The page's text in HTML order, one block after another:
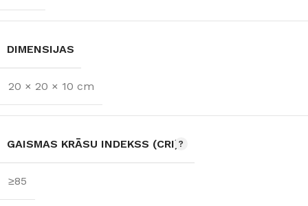
DIMENSIJAS
20 × 20 × 10 cm
GAISMAS KRĀSU INDEKSS (CRI)
≥85